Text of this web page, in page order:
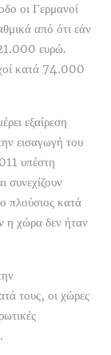
οι Γερμανοί
από ότι εάν
ευρώ.
κατά 74.000
εξαίρεση
εισαγωγή του
υπέστη
συνεχίζουν
πλούσιος κατά
η χώρα δεν ήταν
τους, οι χώρες